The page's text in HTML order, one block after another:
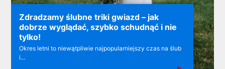
Zdradzamy ślubne triki gwiazd – jak
dobrze wyglądać, szybko schudnąć i nie
tylko!
Okres letni to niewątpliwie najpopularniejszy czas na ślub
i...